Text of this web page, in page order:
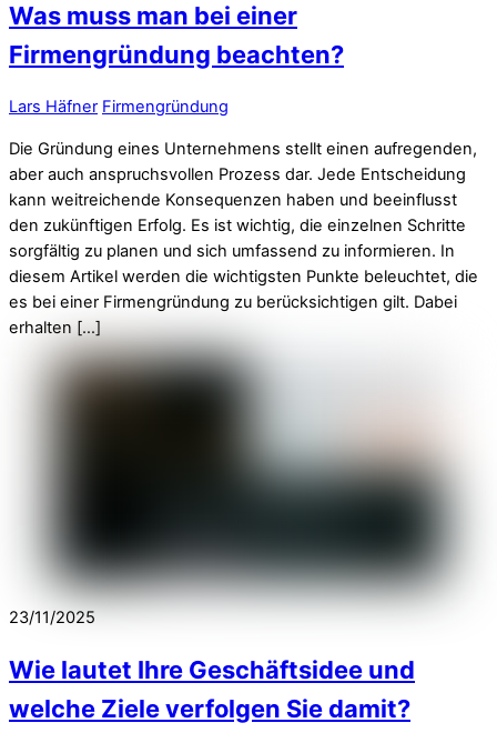
Was muss man bei einer
Firmengründung beachten?
Lars Häfner Firmengründung
Die Gründung eines Unternehmens stellt einen aufregenden,
aber auch anspruchsvollen Prozess dar. Jede Entscheidung
kann weitreichende Konsequenzen haben und beeinflusst
den zukünftigen Erfolg. Es ist wichtig, die einzelnen Schritte
sorgfältig zu planen und sich umfassend zu informieren. In
diesem Artikel werden die wichtigsten Punkte beleuchtet, die
es bei einer Firmengründung zu berücksichtigen gilt. Dabei
erhalten […]
23/11/2025
Wie lautet Ihre Geschäftsidee und
welche Ziele verfolgen Sie damit?